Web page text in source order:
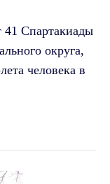
41 Спартакиады
округа,
человека в